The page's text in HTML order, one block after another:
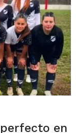
en